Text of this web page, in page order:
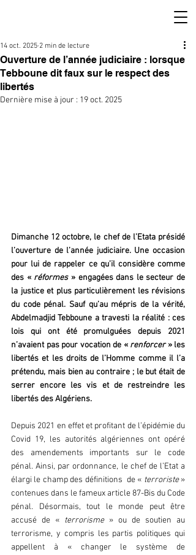
Ouverture de l’année judiciaire : lorsque
Tebboune dit faux sur le respect des
libertés
14 oct. 2025 2 min de lecture
Dernière mise à jour : 19 oct. 2025
Dimanche 12 octobre, le chef de l’Etata présidé
l’ouverture de l’année judiciaire. Une occasion
pour lui de rappeler ce qu’il considère comme
des « réformes » engagées dans le secteur de
la justice et plus particulièrement les révisions
du code pénal. Sauf qu’au mépris de la vérité,
Abdelmadjid Tebboune a travesti la réalité : ces
lois qui ont été promulguées depuis 2021
n’avaient pas pour vocation de « renforcer » les
libertés et les droits de l’Homme comme il l’a
prétendu, mais bien au contraire ; le but était de
serrer encore les vis et de restreindre les
libertés des Algériens.
Depuis 2021 en effet et profitant de l’épidémie du
Covid 19, les autorités algériennes ont opéré
des amendements importants sur le code
pénal. Ainsi, par ordonnance, le chef de l’Etat a
élargi le champ des définitions  de « terroriste »
contenues dans le fameux article 87-Bis du Code
pénal. Désormais, tout le monde peut être
accusé de « terrorisme » ou de soutien au
terrorisme, y compris les partis politiques qui
appellent à « changer le système de